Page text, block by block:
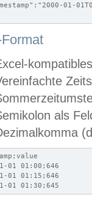
01-
als
01 01:00;646
01 01:15;646
01 01:30;645